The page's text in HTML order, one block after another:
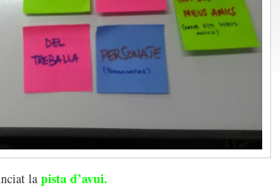
la pista d’avui.